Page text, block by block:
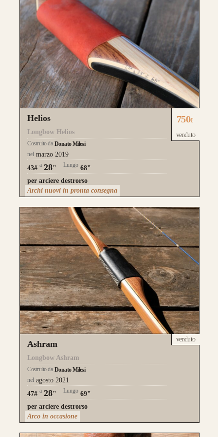
Guarda alcuni degli archi già
realizzati su misura
Helios
Longbow Helios
Costruito da Donato Milesi
nel marzo 2019
43# a 28" Lungo 68"
per arciere destrorso
750€
venduto
Archi nuovi in pronta consegna
Ashram
Longbow Ashram
Costruito da Donato Milesi
nel agosto 2021
47# a 28" Lungo 69"
per arciere destrorso
venduto
Arco in occasione